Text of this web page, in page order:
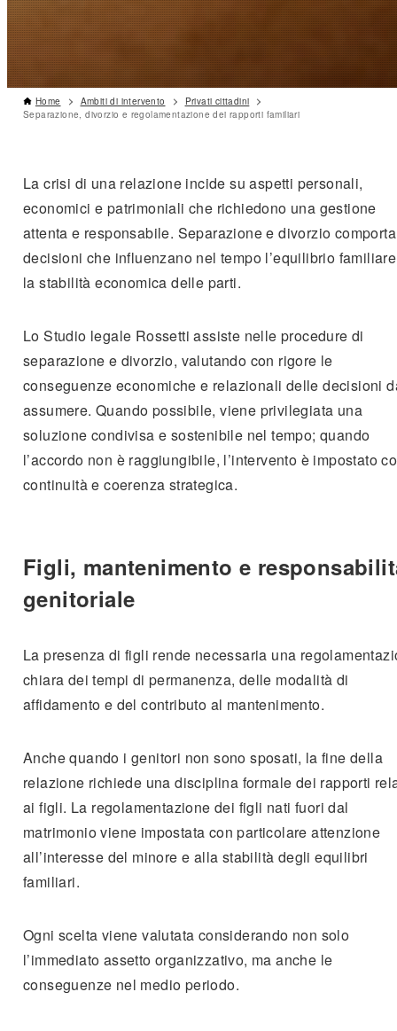
Home Ambiti di intervento
Privati cittadini
Separazione, divorzio e regolamentazione dei rapporti familiari
La crisi di una relazione incide su aspetti personali,
economici e patrimoniali che richiedono una gestione
attenta e responsabile. Separazione e divorzio
decisioni che influenzano nel tempo l’equilibrio
la stabilità economica delle parti.
Lo Studio legale Rossetti assiste nelle procedure di
separazione e divorzio, valutando con rigore le
conseguenze economiche e relazionali delle decisioni
assumere. Quando possibile, viene privilegiata una
soluzione condivisa e sostenibile nel tempo; quando
l’accordo non è raggiungibile, l’intervento è impostato
continuità e coerenza strategica.
Figli, mantenimento e
genitoriale
La presenza di figli rende necessaria una
chiara dei tempi di permanenza, delle modalità di
affidamento e del contributo al mantenimento.
Anche quando i genitori non sono sposati, la fine della
relazione richiede una disciplina formale dei rapporti
ai figli. La regolamentazione dei figli nati fuori dal
matrimonio viene impostata con particolare attenzione
all’interesse del minore e alla stabilità degli equilibri
familiari.
Ogni scelta viene valutata considerando non solo
l’immediato assetto organizzativo, ma anche le
conseguenze nel medio periodo.